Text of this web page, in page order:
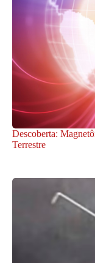
Descoberta:
Terrestre